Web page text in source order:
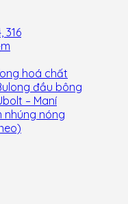
316
hoá chất
đầu bông
– Maní
nhúng nóng